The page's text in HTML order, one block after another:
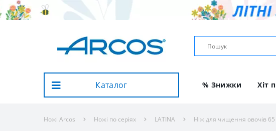
Каталог % Знижки Хіт
Ножі Arcos Ножі по серіях LATINA Ніж для чищення овочів